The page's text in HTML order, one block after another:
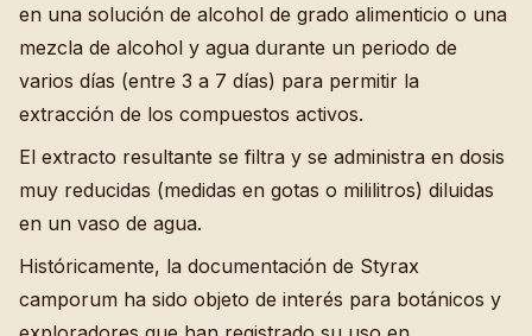
en una solución de alcohol de grado alimenticio o una
mezcla de alcohol y agua durante un periodo de
varios días (entre 3 a 7 días) para permitir la
extracción de los compuestos activos.
El extracto resultante se filtra y se administra en dosis
muy reducidas (medidas en gotas o mililitros) diluidas
en un vaso de agua.
Históricamente, la documentación de Styrax
camporum ha sido objeto de interés para botánicos y